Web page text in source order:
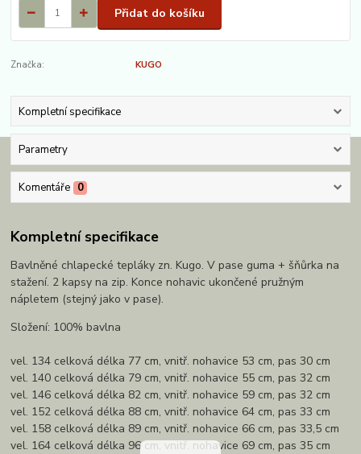
Přidat do košíku
Značka: KUGO
Kompletní specifikace
Parametry
Komentáře 0
Kompletní specifikace
Bavlněné chlapecké tepláky zn. Kugo. V pase guma + šňůrka na
stažení. 2 kapsy na zip. Konce nohavic ukončené pružným
nápletem (stejný jako v pase).
Složení: 100% bavlna
vel. 134 celková délka 77 cm, vnitř. nohavice 53 cm, pas 30 cm
vel. 140 celková délka 79 cm, vnitř. nohavice 55 cm, pas 32 cm
vel. 146 celková délka 82 cm, vnitř. nohavice 59 cm, pas 32 cm
vel. 152 celková délka 88 cm, vnitř. nohavice 64 cm, pas 33 cm
vel. 158 celková délka 89 cm, vnitř. nohavice 66 cm, pas 33,5 cm
vel. 164 celková délka 96 cm, vnitř. nohavice 69 cm, pas 35 cm